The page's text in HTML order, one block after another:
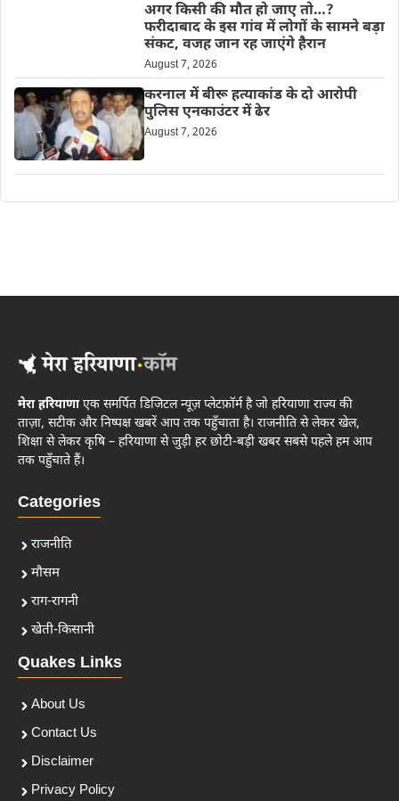
अगर किसी की मौत हो जाए तो…?
फरीदाबाद के इस गांव में लोगों के सामने बड़ा
संकट, वजह जान रह जाएंगे हैरान
August 7, 2026
करनाल में बीरू हत्याकांड के दो आरोपी
पुलिस एनकाउंटर में ढेर
August 7, 2026
मेरा हरियाणाएक समर्पित डिजिटल न्यूज़ प्लेटफ़ॉर्म है जो हरियाणा राज्य की
ताज़ा, सटीक और निष्पक्ष खबरें आप तक पहुँचाता है। राजनीति से लेकर खेल,
शिक्षा से लेकर कृषि – हरियाणा से जुड़ी हर छोटी-बड़ी खबर सबसे पहले हम आप
तक पहुँचाते हैं।
Categories
राजनीति
मौसम
राग-रागनी
खेती-किसानी
Quakes Links
About Us
Contact Us
Disclaimer
Privacy Policy